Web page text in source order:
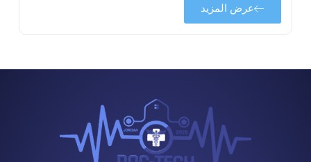
عرض المزيد